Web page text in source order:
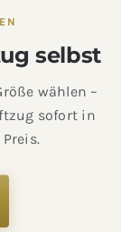
selbst
wählen –
sofort in